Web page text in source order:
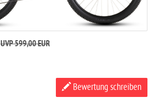
UVP 599,00 EUR
Bewertung schreiben